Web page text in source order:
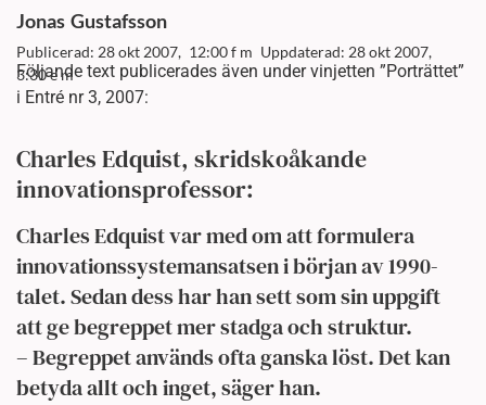
Jonas Gustafsson
Publicerad: 28 okt 2007, 12:00 f m Uppdaterad: 28 okt 2007,
3:30 e m
Följande text publicerades även under vinjetten ”Porträttet”
i Entré nr 3, 2007:
Charles Edquist, skridskoåkande
innovationsprofessor:
Charles Edquist var med om att formulera
innovationssystemansatsen i början av 1990-
talet. Sedan dess har han sett som sin uppgift
att ge begreppet mer stadga och struktur.
– Begreppet används ofta ganska löst. Det kan
betyda allt och inget, säger han.